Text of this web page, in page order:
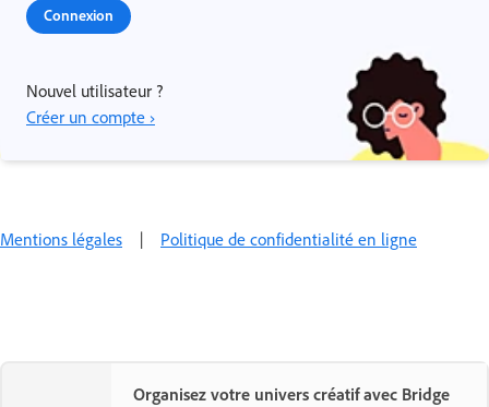
Connexion
Nouvel utilisateur ?
Créer un compte ›
Mentions légales | Politique de confidentialité en ligne
Organisez votre univers créatif avec Bridge